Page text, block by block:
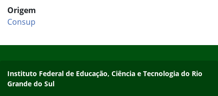
Origem
Consup
Contato
Instituto Federal de Educação, Ciência e Tecnologia do Rio
Grande do Sul